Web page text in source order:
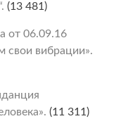
(13 481)
от 06.09.16
свои вибрации».
(11 311)